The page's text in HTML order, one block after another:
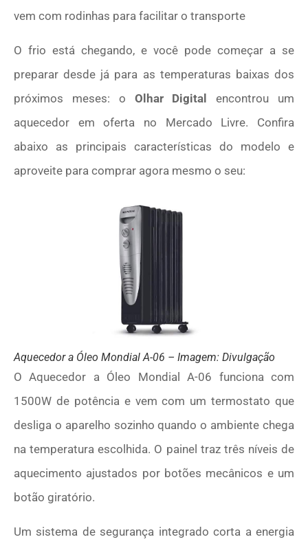
vem com rodinhas para facilitar o transporte
O frio está chegando, e você pode começar a se
preparar desde já para as temperaturas baixas dos
próximos meses: o Olhar Digital encontrou um
aquecedor em oferta no Mercado Livre. Confira
abaixo as principais características do modelo e
aproveite para comprar agora mesmo o seu:
Aquecedor a Óleo Mondial A-06 – Imagem: Divulgação
O Aquecedor a Óleo Mondial A-06 funciona com
1500W de potência e vem com um termostato que
desliga o aparelho sozinho quando o ambiente chega
na temperatura escolhida. O painel traz três níveis de
aquecimento ajustados por botões mecânicos e um
botão giratório.
Um sistema de segurança integrado corta a energia